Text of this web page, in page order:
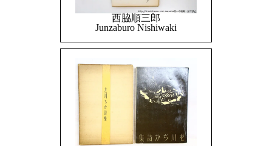
西脇順三郎
Junzaburo Nishiwaki